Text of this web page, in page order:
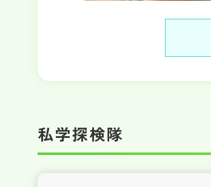
私学探検隊